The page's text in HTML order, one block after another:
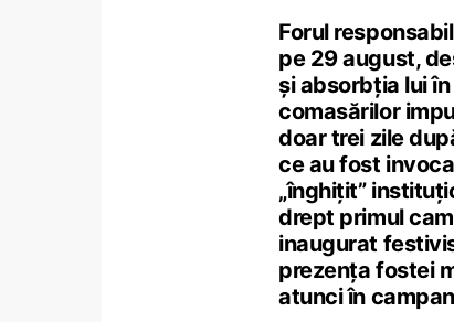
Forul
pe 29 august,
și absorbția lui
comasărilor
doar trei zile
ce au fost
„înghițit”
drept primul
inaugurat
prezența fostei
atunci în